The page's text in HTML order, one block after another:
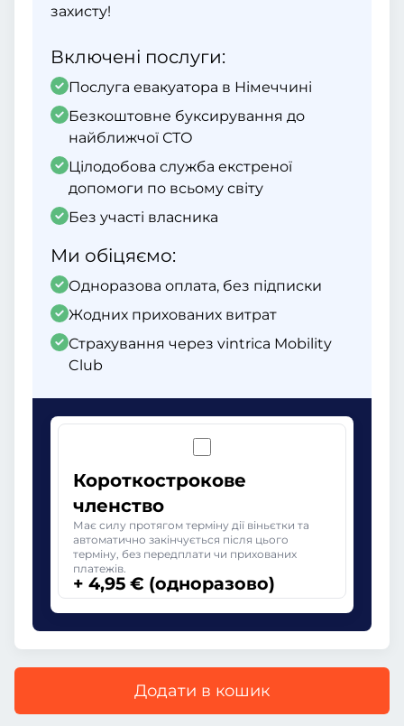
захисту!
Включені послуги:
Послуга евакуатора в Німеччині
Безкоштовне буксирування до
найближчої СТО
Цілодобова служба екстреної
допомоги по всьому світу
Без участі власника
Ми обіцяємо:
Одноразова оплата, без підписки
Жодних прихованих витрат
Страхування через vintrica Mobility
Club
Короткострокове
членство
Має силу протягом терміну дії віньєтки та
автоматично закінчується після цього
терміну, без передплати чи прихованих
платежів.
+ 4,95 € (одноразово)
Додати в кошик